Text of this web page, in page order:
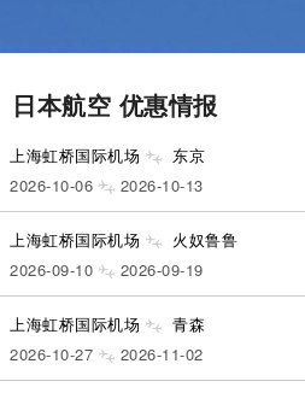
日本航空 优惠情报
上海虹桥国际机场 东京
2026-10-06 2026-10-13
上海虹桥国际机场 火奴鲁鲁
2026-09-10 2026-09-19
上海虹桥国际机场 青森
2026-10-27 2026-11-02